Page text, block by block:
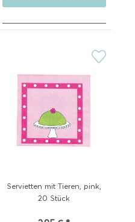
Servietten mit Tieren, pink,
20 Stück